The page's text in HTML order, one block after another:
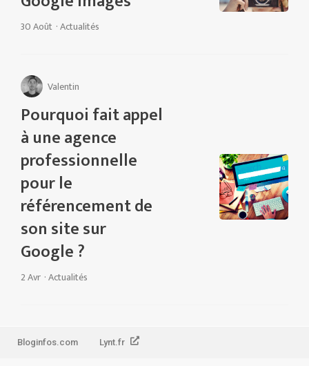
30 Août ·Actualités
Valentin
Pourquoi fait appel
à une agence
professionnelle
pour le
référencement de
son site sur
Google ?
2 Avr ·Actualités
Bloginfos.com Lynt.fr